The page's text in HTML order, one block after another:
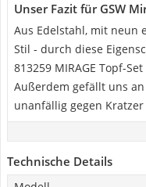
Unser Fazit für GSW
Aus Edelstahl, mit neun
Stil - durch diese
813259 MIRAGE Topf-
Außerdem gefällt uns
unanfällig gegen
Technische Details